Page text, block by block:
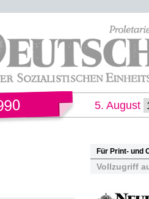
5. August
Für Print- und
Vollzugriff